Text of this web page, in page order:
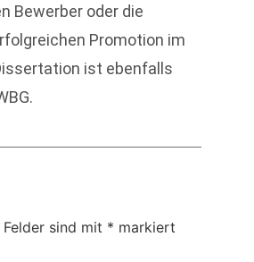
Bewerber oder die
Promotion im
ist ebenfalls
sind mit * markiert